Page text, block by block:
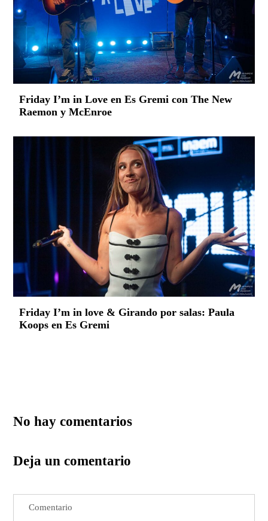
Friday I’m in Love en Es Gremi con The New
Raemon y McEnroe
Friday I’m in love & Girando por salas: Paula
Koops en Es Gremi
No hay comentarios
Deja un comentario